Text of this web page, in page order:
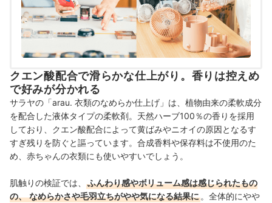
クエン酸配合で滑らかな仕上がり。香りは控えめ
で好みが分かれる
サラヤの「arau. 衣類のなめらか仕上げ」は、植物由来の柔軟成分
を配合した液体タイプの柔軟剤。天然ハーブ100％の香りを採用
しており、クエン酸配合によって黄ばみやニオイの原因となるす
すぎ残りを防ぐと謳っています。合成香料や保存料は不使用のた
め、赤ちゃんの衣類にも使いやすいでしょう。
肌触りの検証では、
ふんわり感やボリューム感は感じられたもの
の、 なめらかさや毛羽立ちがやや気になる結果に 。全体的にやや